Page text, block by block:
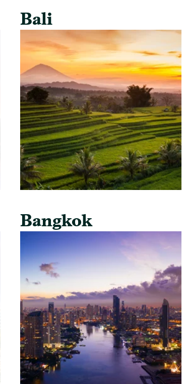
Bali
Bangkok